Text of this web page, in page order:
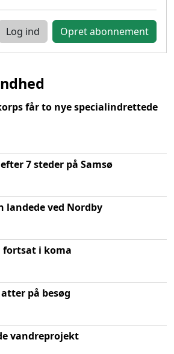
Log ind
får to nye specialindrettede
7 steder på Samsø
ved Nordby
fortsat i koma
på besøg
vandreprojekt